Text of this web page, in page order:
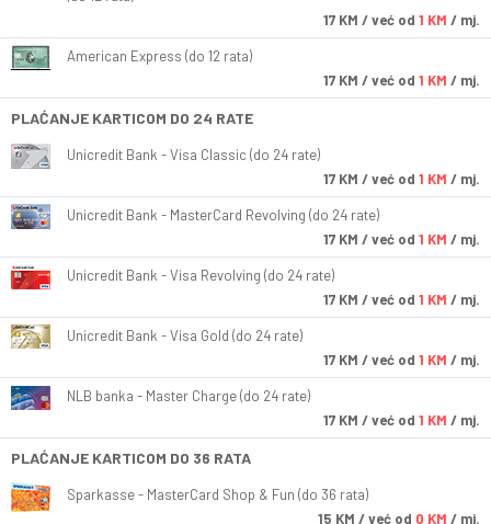
17 KM / već od 1 KM / mj.
American Express (do 12 rata)
17 KM / već od 1 KM / mj.
PLAĆANJE KARTICOM DO 24 RATE
Unicredit Bank - Visa Classic (do 24 rate)
17 KM / već od 1 KM / mj.
Unicredit Bank - MasterCard Revolving (do 24 rate)
17 KM / već od 1 KM / mj.
Unicredit Bank - Visa Revolving (do 24 rate)
17 KM / već od 1 KM / mj.
Unicredit Bank - Visa Gold (do 24 rate)
17 KM / već od 1 KM / mj.
NLB banka - Master Charge (do 24 rate)
17 KM / već od 1 KM / mj.
PLAĆANJE KARTICOM DO 36 RATA
Sparkasse - MasterCard Shop & Fun (do 36 rata)
15 KM / već od 0 KM / mj.